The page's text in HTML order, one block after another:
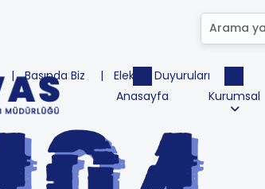
Basında Biz
Elektrik Duyuruları
Anasayfa
Kurumsal